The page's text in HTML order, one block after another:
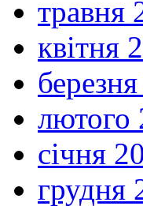
травня
квітня
лютого
січня
грудня